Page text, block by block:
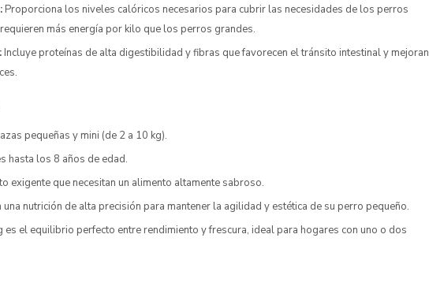
Proporciona los niveles calóricos necesarios para cubrir las necesidades de los perros
más energía por kilo que los perros grandes.
Incluye proteínas de alta digestibilidad y fibras que favorecen el tránsito intestinal y mejoran
pequeñas y mini (de 2 a 10 kg).
hasta los 8 años de edad.
exigente que necesitan un alimento altamente sabroso.
una nutrición de alta precisión para mantener la agilidad y estética de su perro pequeño.
es el equilibrio perfecto entre rendimiento y frescura, ideal para hogares con uno o dos